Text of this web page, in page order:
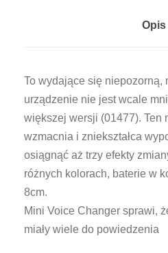
i
k
a
t
o
r
g
ł
Opis
To wydające się niepozorną,
urządzenie nie jest wcale
większej wersji (01477). Ten
wzmacnia i zniekształca
osiągnąć aż trzy efekty
różnych kolorach, baterie w
8cm.
Mini Voice Changer sprawi,
miały wiele do powiedzenia